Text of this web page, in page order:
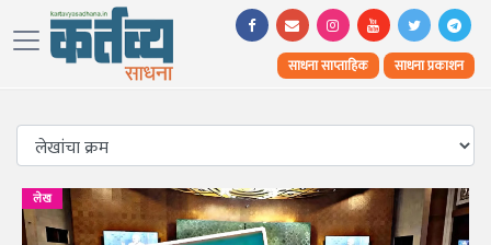
साधना साप्ताहिक साधना प्रकाशन
लेख